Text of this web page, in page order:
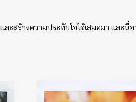
ะสร้างความประทับใจได้เสมอมา และ